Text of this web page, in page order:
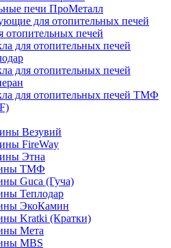
печи ПроМеталл
для отопительных печей
отопительных печей
для отопительных печей
для отопительных печей
для отопительных печей ТМФ
Везувий
FireWay
Этна
ТМФ
Guca (Гуча)
Теплодар
ЭкоКамин
Kratki (Кратки)
Мета
MBS